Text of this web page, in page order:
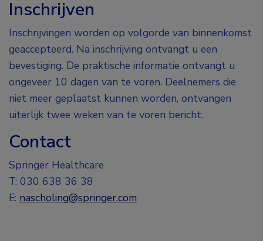
Inschrijven
Inschrijvingen worden op volgorde van binnenkomst
geaccepteerd. Na inschrijving ontvangt u een
bevestiging. De praktische informatie ontvangt u
ongeveer 10 dagen van te voren. Deelnemers die
niet meer geplaatst kunnen worden, ontvangen
uiterlijk twee weken van te voren bericht.
Contact
Springer Healthcare
T: 030 638 36 38
E: nascholing@springer.com